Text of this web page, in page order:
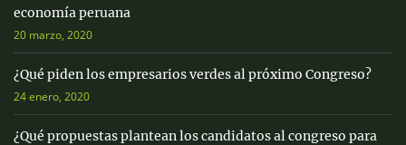
economía peruana
20 marzo, 2020
¿Qué piden los empresarios verdes al próximo Congreso?
24 enero, 2020
¿Qué propuestas plantean los candidatos al congreso para